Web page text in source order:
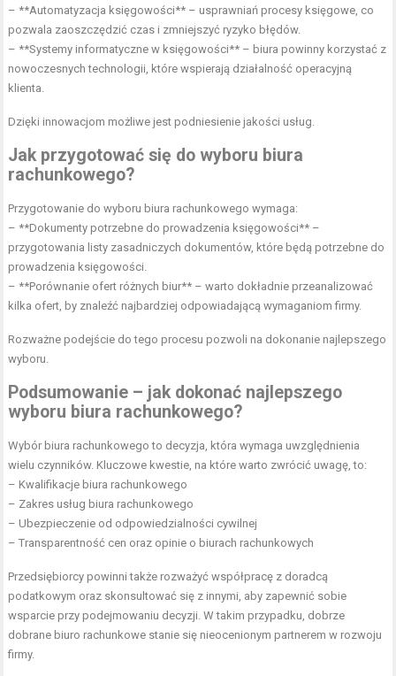
– **Automatyzacja księgowości** – usprawniań procesy księgowe, co
pozwala zaoszczędzić czas i zmniejszyć ryzyko błędów.
– **Systemy informatyczne w księgowości** – biura powinny korzystać z
nowoczesnych technologii, które wspierają działalność operacyjną
klienta.
Dzięki innowacjom możliwe jest podniesienie jakości usług.
Jak przygotować się do wyboru biura
rachunkowego?
Przygotowanie do wyboru biura rachunkowego wymaga:
– **Dokumenty potrzebne do prowadzenia księgowości** –
przygotowania listy zasadniczych dokumentów, które będą potrzebne do
prowadzenia księgowości.
– **Porównanie ofert różnych biur** – warto dokładnie przeanalizować
kilka ofert, by znaleźć najbardziej odpowiadającą wymaganiom firmy.
Rozważne podejście do tego procesu pozwoli na dokonanie najlepszego
wyboru.
Podsumowanie – jak dokonać najlepszego
wyboru biura rachunkowego?
Wybór biura rachunkowego to decyzja, która wymaga uwzględnienia
wielu czynników. Kluczowe kwestie, na które warto zwrócić uwagę, to:
– Kwalifikacje biura rachunkowego
– Zakres usług biura rachunkowego
– Ubezpieczenie od odpowiedzialności cywilnej
– Transparentność cen oraz opinie o biurach rachunkowych
Przedsiębiorcy powinni także rozważyć współpracę z doradcą
podatkowym oraz skonsultować się z innymi, aby zapewnić sobie
wsparcie przy podejmowaniu decyzji. W takim przypadku, dobrze
dobrane biuro rachunkowe stanie się nieocenionym partnerem w rozwoju
firmy.